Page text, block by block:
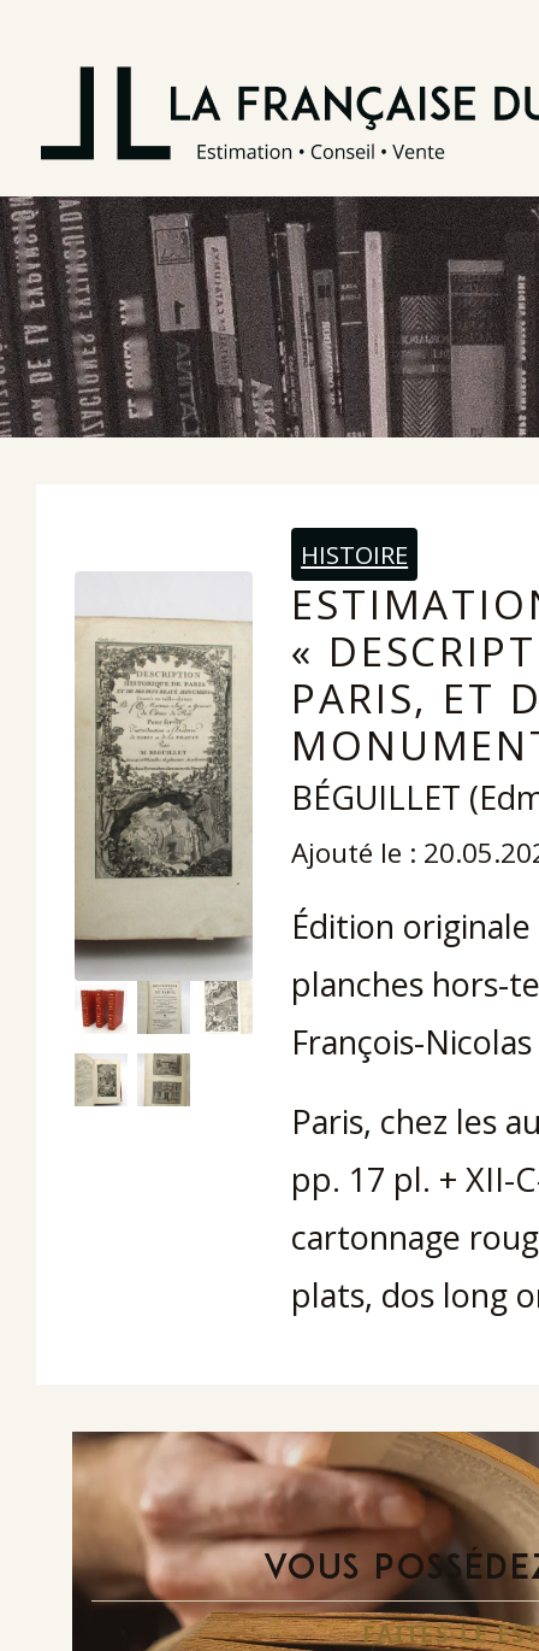
HISTOIRE
«
PARIS, ET
BÉGUILLET
Ajouté le :
Édition
planches hors-
François-
Paris, chez les
pp. 17 pl. + XII-
cartonnage
plats, dos long
VOUS
FAITES-LE